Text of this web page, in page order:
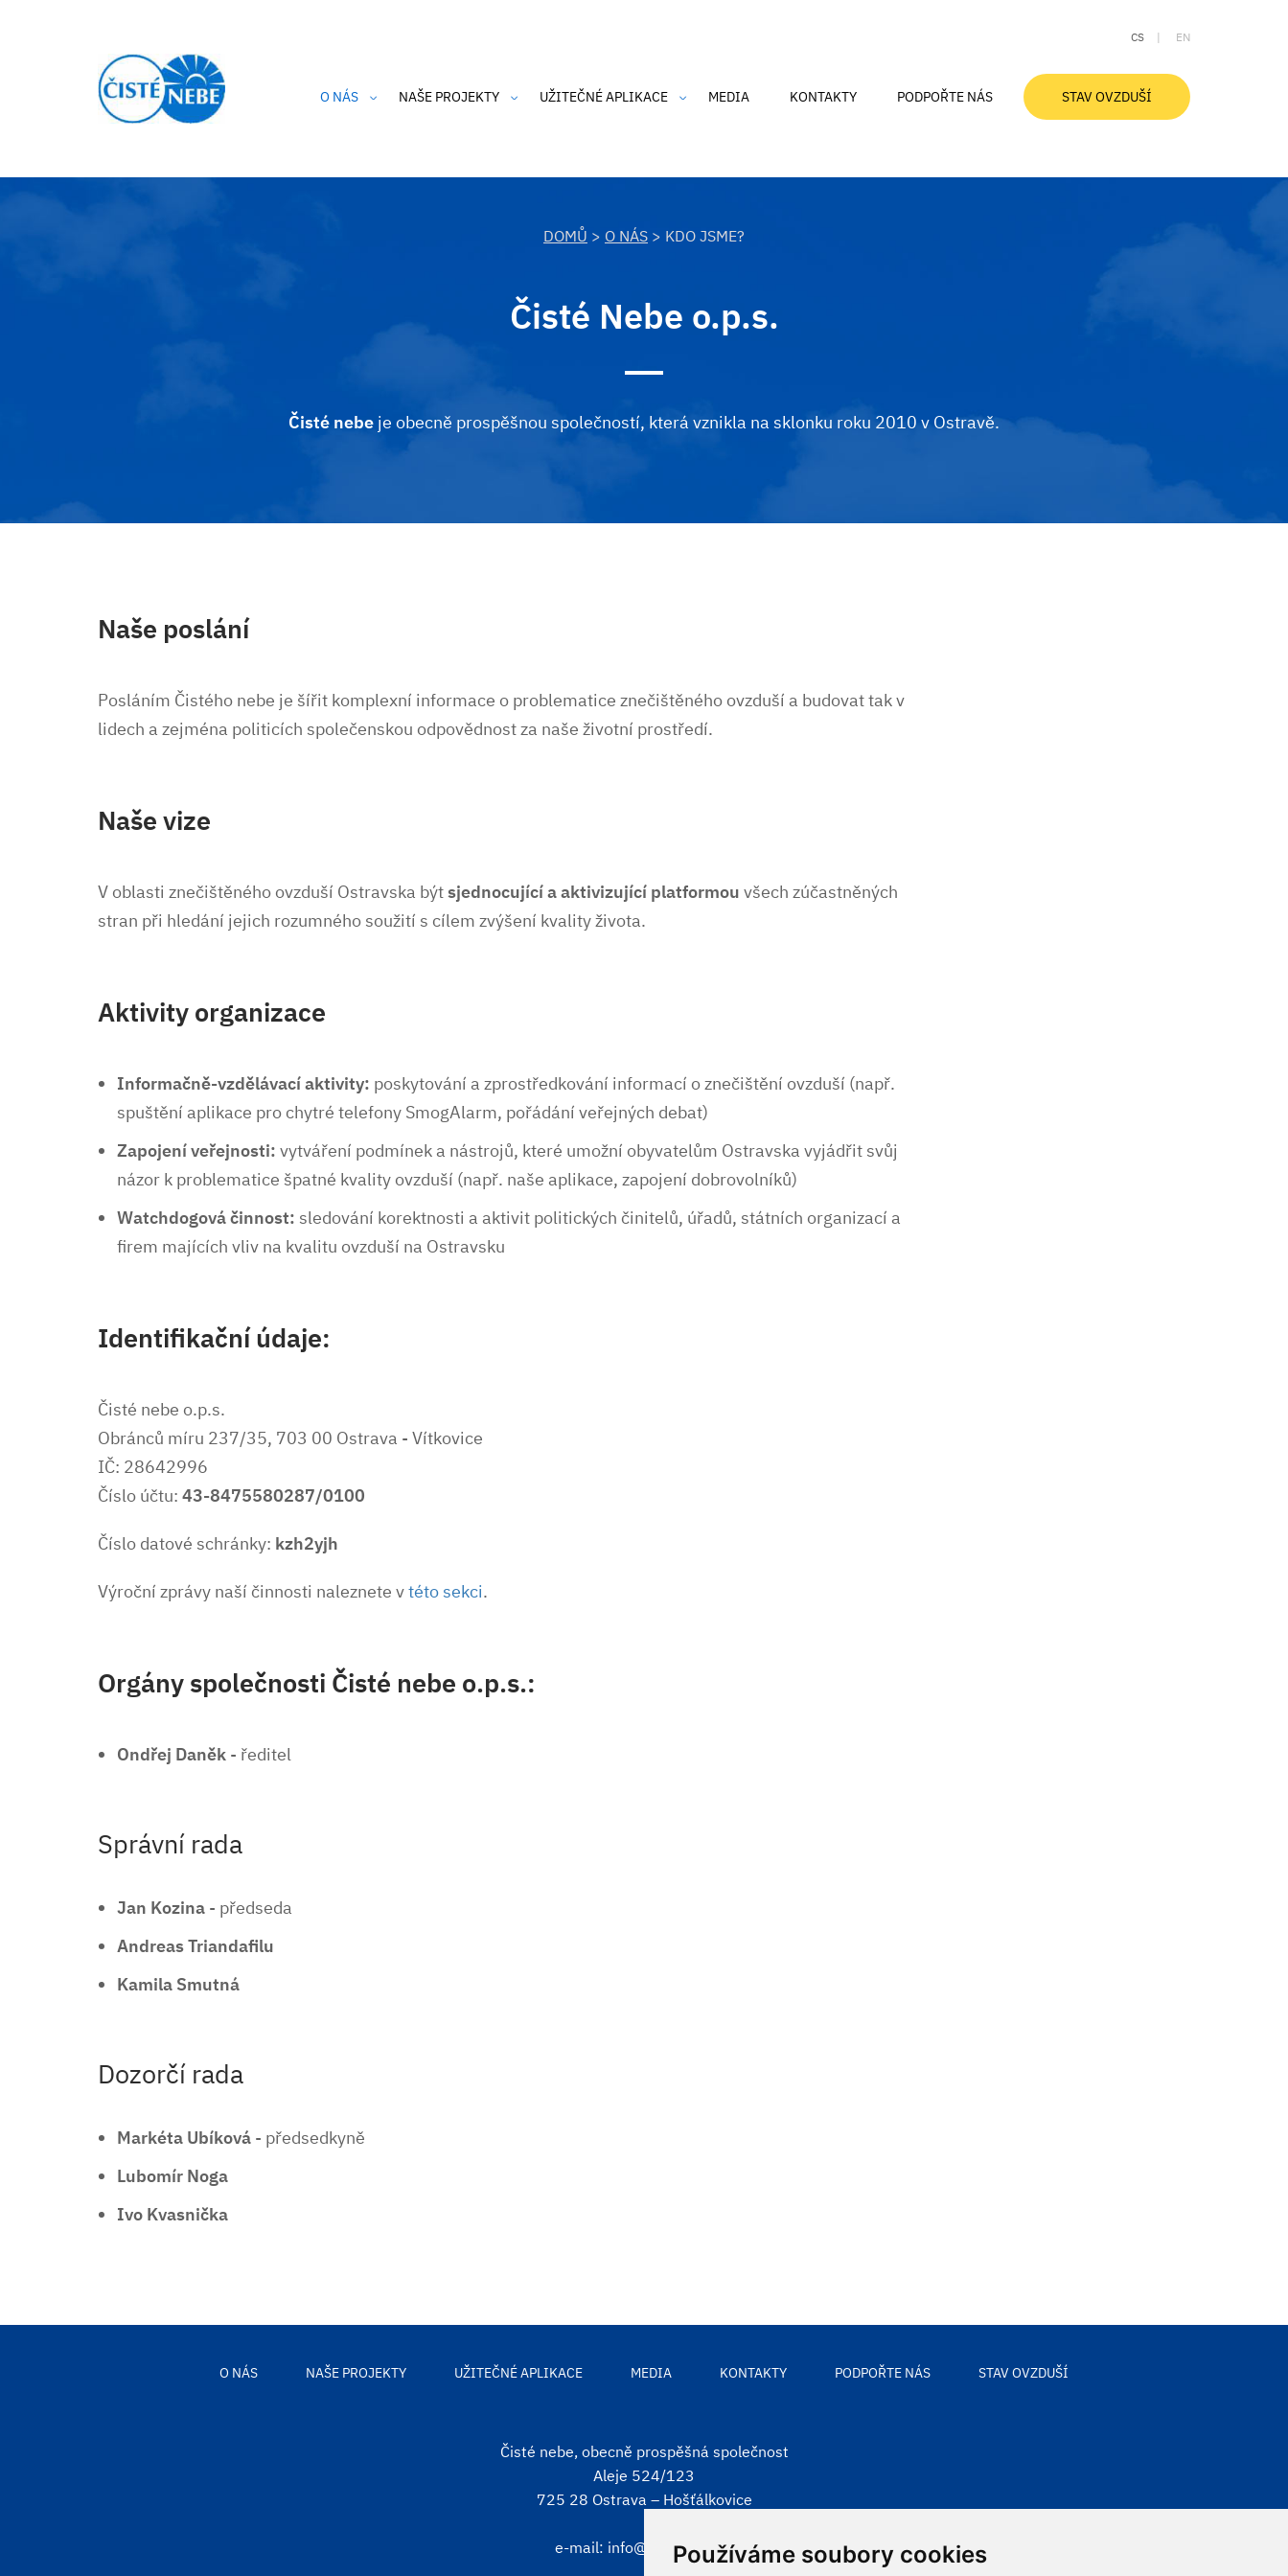
Používáme soubory cookies
CS EN
O NÁS NAŠE PROJEKTY UŽITEČNÉ APLIKACE
Čistý komín
MEDIA KONTAKTY PODPOŘTE NÁS STAV OVZDUŠÍ
DOMŮ > O NÁS > KDO JSME?
Čisté Nebe o.p.s.
Čisté nebe je obecně prospěšnou společností, která vznikla na sklonku roku 2010 v Ostravě.
Naše poslání
Posláním Čistého nebe je šířit komplexní informace o problematice znečištěného ovzduší a budovat tak v
lidech a zejména politicích společenskou odpovědnost za naše životní prostředí.
Naše vize
V oblasti znečištěného ovzduší Ostravska býtsjednocující a aktivizující platformou všech zúčastněných
stran při hledání jejich rozumného soužití s cílem zvýšení kvality života.
Aktivity organizace
Informačně-vzdělávací aktivity: poskytování a zprostředkování informací o znečištění ovzduší (např.
spuštění aplikace pro chytré telefony SmogAlarm, pořádání veřejných debat)
Zapojení veřejnosti: vytváření podmínek a nástrojů, které umožní obyvatelům Ostravska vyjádřit svůj
názor k problematice špatné kvality ovzduší (např. naše aplikace, zapojení dobrovolníků)
Watchdogová činnost: sledování korektnosti a aktivit politických činitelů, úřadů, státních organizací a
firem majících vliv na kvalitu ovzduší na Ostravsku
Identifikační údaje:
Čisté nebe o.p.s.
Obránců míru 237/35, 703 00 Ostrava - Vítkovice
IČ: 28642996
Číslo účtu: 43-8475580287/0100
Číslo datové schránky: kzh2yjh
Výroční zprávy naší činnosti naleznete vtéto sekci.
Orgány společnosti Čisté nebe o.p.s.:
Ondřej Daněk - ředitel
Správní rada
Jan Kozina - předseda
Andreas Triandafilu
Kamila Smutná
Dozorčí rada
Markéta Ubíková - předsedkyně
Lubomír Noga
Ivo Kvasnička
O NÁS NAŠE PROJEKTY UŽITEČNÉ APLIKACE MEDIA KONTAKTY PODPOŘTE NÁS STAV OVZDUŠÍ
Čisté nebe, obecně prospěšná společnost
Aleje 524/123
725 28 Ostrava – Hošťálkovice
e-mail: info@cistenebe.cz